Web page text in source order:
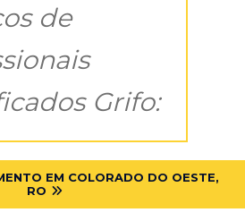
de
Grifo:
EM COLORADO DO OESTE,
RO